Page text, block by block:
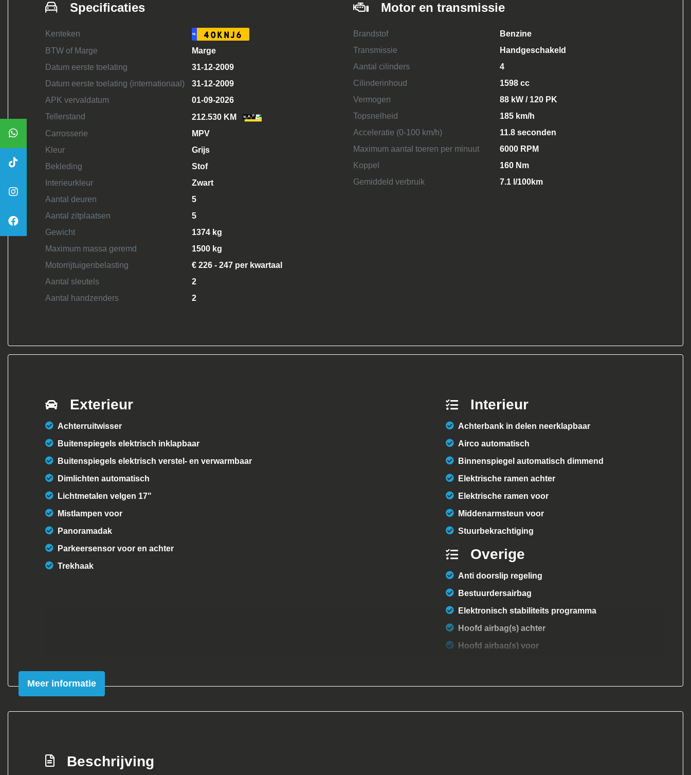
Specificaties
Kenteken NL 40KNJ6
BTW of Marge
Marge
Datum eerste toelating
31-12-2009
Datum eerste toelating (internationaal)
31-12-2009
APK vervaldatum
01-09-2026
Tellerstand
212.530 KM
Carrosserie
MPV
Kleur
Grijs
Bekleding
Stof
Interieurkleur
Zwart
Aantal deuren
5
Aantal zitplaatsen
5
Gewicht
1374 kg
Maximum massa geremd
1500 kg
Motorrijtuigenbelasting
€ 226 - 247 per kwartaal
Aantal sleutels
2
Aantal handzenders
2
Motor en transmissie
Brandstof
Benzine
Transmissie
Handgeschakeld
Aantal cilinders
4
Cilinderinhoud
1598 cc
Vermogen
88 kW / 120 PK
Topsnelheid
185 km/h
Acceleratie (0-100 km/h)
11.8 seconden
Maximum aantal toeren per minuut
6000 RPM
Koppel
160 Nm
Gemiddeld verbruik
7.1 l/100km
Exterieur
Achterruitwisser
Buitenspiegels elektrisch inklapbaar
Buitenspiegels elektrisch verstel- en verwarmbaar
Dimlichten automatisch
Lichtmetalen velgen 17"
Mistlampen voor
Panoramadak
Parkeersensor voor en achter
Trekhaak
Interieur
Achterbank in delen neerklapbaar
Airco automatisch
Binnenspiegel automatisch dimmend
Elektrische ramen achter
Elektrische ramen voor
Middenarmsteun voor
Stuurbekrachtiging
Overige
Anti doorslip regeling
Bestuurdersairbag
Elektronisch stabiliteits programma
Hoofd airbag(s) achter
Hoofd airbag(s) voor
Meer informatie
Beschrijving